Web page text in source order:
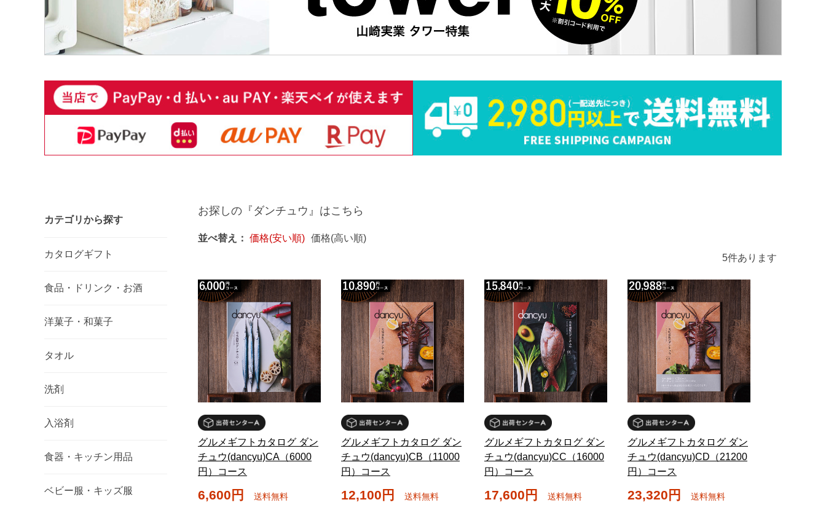
カテゴリから探す
カタログギフト
食品・ドリンク・お酒
洋菓子・和菓子
タオル
洗剤
入浴剤
食器・キッチン用品
ベビー服・キッズ服
お探しの『ダンチュウ』はこちら
並べ替え： 価格(安い順) 価格(高い順)
5件あります
グルメギフトカタログ ダン
チュウ(dancyu)CA（6000
円）コース
6,600円 送料無料
グルメギフトカタログ ダン
チュウ(dancyu)CB（11000
円）コース
12,100円 送料無料
グルメギフトカタログ ダン
チュウ(dancyu)CC（16000
円）コース
17,600円 送料無料
グルメギフトカタログ ダン
チュウ(dancyu)CD（21200
円）コース
23,320円 送料無料